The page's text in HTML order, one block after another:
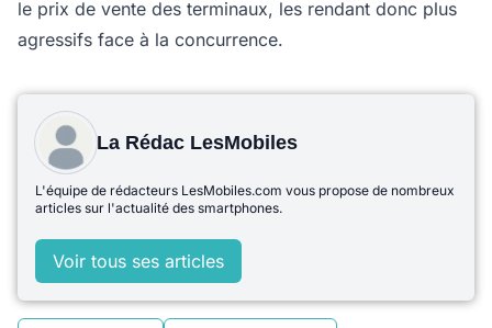
le prix de vente des terminaux, les rendant donc plus
agressifs face à la concurrence.
La Rédac LesMobiles
L'équipe de rédacteurs LesMobiles.com vous propose de nombreux
articles sur l'actualité des smartphones.
Voir tous ses articles